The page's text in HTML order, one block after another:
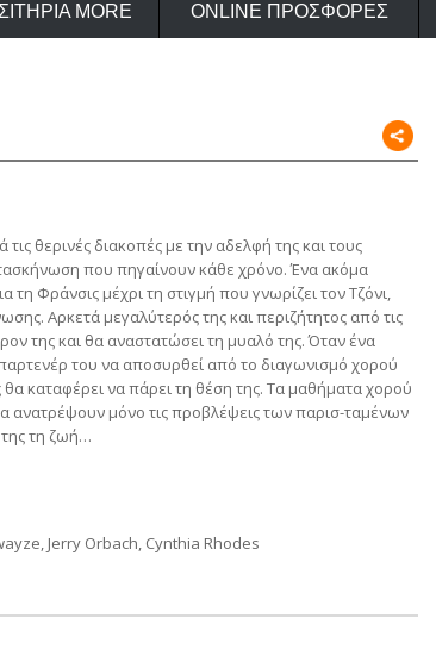
MORE ONLINE ΠΡΟΣΦΟΡΕΣ
θερινές διακοπές με την αδελφή της και τους
που πηγαίνουν κάθε χρόνο. Ένα ακόμα
τη Φράνσις μέχρι τη στιγμή που γνωρίζει τον Τζόνι,
Αρκετά μεγαλύτερός της και περιζήτητος από τις
της και θα αναστατώσει τη μυαλό της. Όταν ένα
του να αποσυρθεί από το διαγωνισμό χορού
καταφέρει να πάρει τη θέση της. Τα μαθήματα χορού
μόνο τις προβλέψεις των παρισ-ταμένων
της τη ζωή…
Jerry Orbach, Cynthia Rhodes